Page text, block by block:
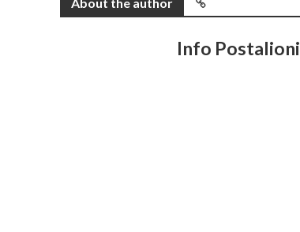
About the author
Info Postalioni